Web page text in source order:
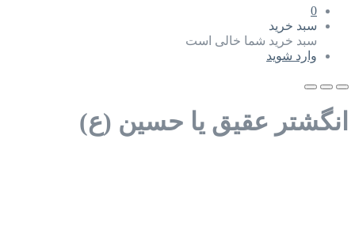
0
سبد خرید
سبد خرید شما خالی است
وارد شوید
انگشتر عقیق یا حسین (ع)